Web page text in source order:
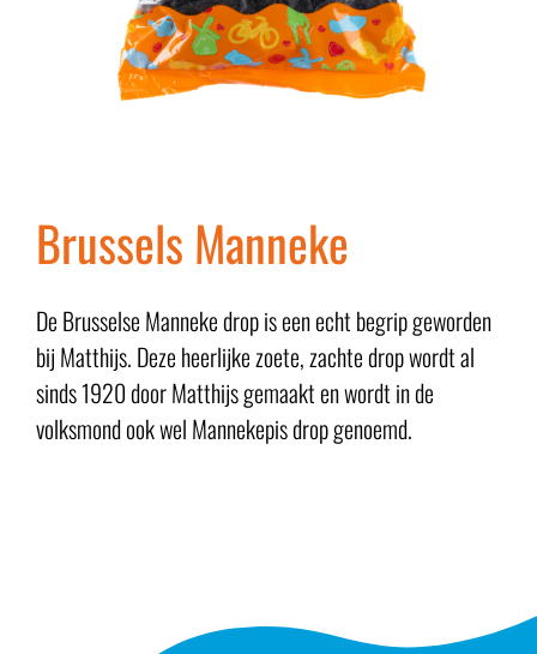
Brussels Manneke
De Brusselse Manneke drop is een echt begrip geworden
bij Matthijs. Deze heerlijke zoete, zachte drop wordt al
sinds 1920 door Matthijs gemaakt en wordt in de
volksmond ook wel Mannekepis drop genoemd.